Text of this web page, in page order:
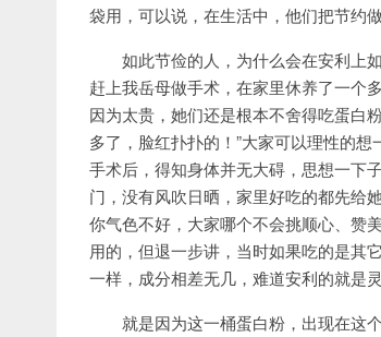
袋用，可以说，在生活中，他们把节约
如此节俭的人，为什么会在安利上
赶上我岳母做手术，在家里休养了一个
因为太贵，她们还是根本不舍得吃蛋白
多了，脸红扑扑的！”大家可以理性的
手术后，得知身体并无大碍，思想一下
门，没有风吹日晒，家里好吃的都先给
你气色不好，大家哪个不会挑顺心、赞
用的，但退一步讲，当时如果吃的是其
一样，成分相差无几，难道安利的就是
就是因为这一桶蛋白粉，出现在这